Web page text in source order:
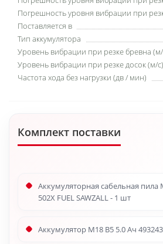
Погрешность уровня вибрации при
Поставляется в
Тип аккумулятора
Уровень вибрации при резке бревна
Уровень вибрации при резке досок (м/с)
Частота хода без нагрузки (дв / мин)
Комплект поставки
Аккумуляторная сабельная пила
502X FUEL SAWZALL - 1 шт
Аккумулятор M18 B5 5.0 Ач